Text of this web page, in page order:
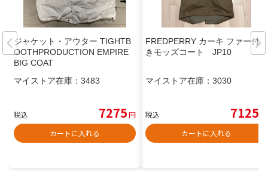
ジャケット・アウター TIGHTB
OOTHPRODUCTION EMPIRE
BIG COAT
マイストア在庫： 3483
税込 7275円
カートに入れる
FREDPERRY カーキ ファー付
きモッズコート JP10
マイストア在庫： 3030
税込 7125
カートに入れる